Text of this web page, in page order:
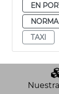
EN
TAXI